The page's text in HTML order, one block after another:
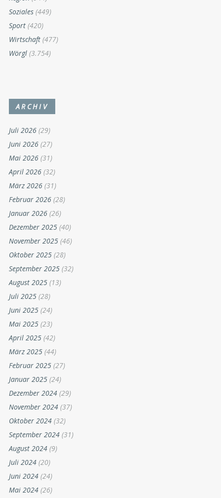
Soziales (449)
Sport (420)
Wirtschaft (477)
Wörgl (3.754)
ARCHIV
Juli 2026 (29)
Juni 2026 (27)
Mai 2026 (31)
April 2026 (32)
März 2026 (31)
Februar 2026 (28)
Januar 2026 (26)
Dezember 2025 (40)
November 2025 (46)
Oktober 2025 (28)
September 2025 (32)
August 2025 (13)
Juli 2025 (28)
Juni 2025 (24)
Mai 2025 (23)
April 2025 (42)
März 2025 (44)
Februar 2025 (27)
Januar 2025 (24)
Dezember 2024 (29)
November 2024 (37)
Oktober 2024 (32)
September 2024 (31)
August 2024 (9)
Juli 2024 (20)
Juni 2024 (24)
Mai 2024 (26)